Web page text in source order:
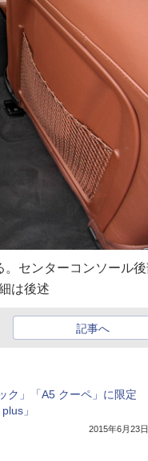
。センターコンソール
は後述
記事へ
ク」「A5 クーペ」に限定
」
2015年6月23日